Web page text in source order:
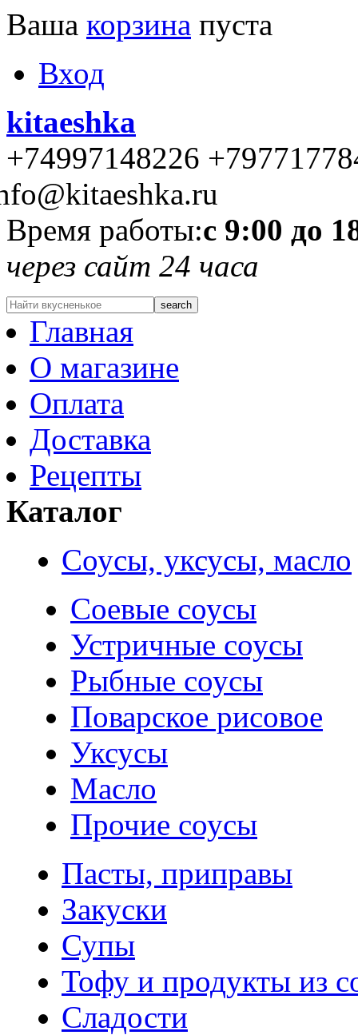
Ваша корзина пуста
Вход
kitaeshka
+74997148226
Время работы:с 9:00 до
через сайт 24 часа
Главная
О магазине
Оплата
Доставка
Рецепты
Каталог
Соусы, уксусы, масло
Соевые соусы
Устричные соусы
Рыбные соусы
Поварское рисовое
Уксусы
Масло
Прочие соусы
Пасты, приправы
Закуски
Супы
Тофу и продукты из
Сладости